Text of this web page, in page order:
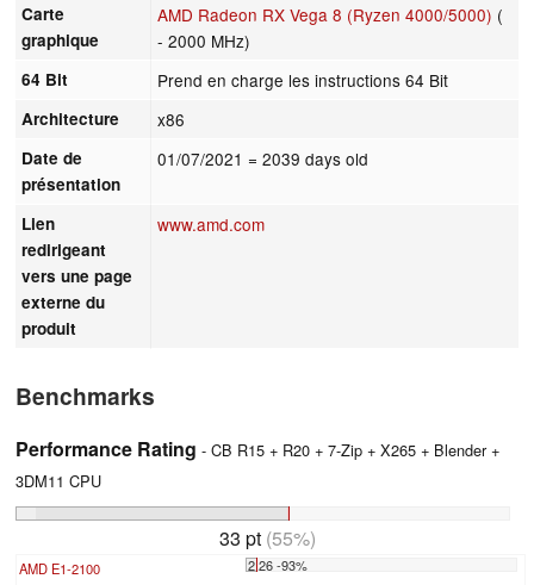
Carte
graphique
AMD Radeon RX Vega 8 (Ryzen 4000/5000) (
- 2000 MHz)
64 Bit Prend en charge les instructions 64 Bit
Architecture x86
Date de
présentation
01/07/2021 = 2039 days old
Lien
redirigeant
vers une page
externe du
produit
www.amd.com
Benchmarks
Performance Rating - CB R15 + R20 + 7-Zip + X265 + Blender +
3DM11 CPU
33 pt(55%)
AMD E1-2100 2.26 -93%